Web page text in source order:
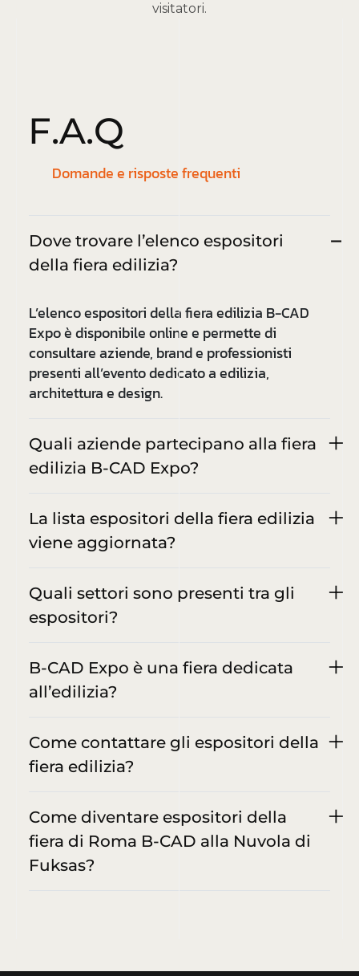
visitatori.
F.A.Q
Domande e risposte frequenti
Dove trovare l’elenco espositori
della fiera edilizia?
L’elenco espositori della fiera edilizia B-CAD
Expo è disponibile online e permette di
consultare aziende, brand e professionisti
presenti all’evento dedicato a edilizia,
architettura e design.
Quali aziende partecipano alla fiera
edilizia B-CAD Expo?
La lista espositori della fiera edilizia
viene aggiornata?
Quali settori sono presenti tra gli
espositori?
B-CAD Expo è una fiera dedicata
all’edilizia?
Come contattare gli espositori della
fiera edilizia?
Come diventare espositori della
fiera di Roma B-CAD alla Nuvola di
Fuksas?